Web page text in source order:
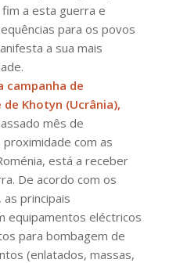
a esta guerra e
para os povos
a sua mais
campanha de
Khotyn (Ucrânia),
mês de
com as
está a receber
De acordo com os
principais
equipamentos eléctricos
para bombagem de
(enlatados, massas,